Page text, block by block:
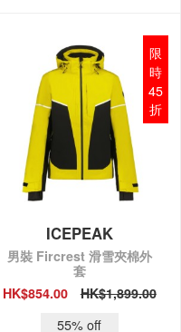
QUICK VIEW
ICEPEAK
男裝 Fircrest 滑雪夾棉外
套
HK$854.00
HK$1,899.00
55% off
限
時
45
折